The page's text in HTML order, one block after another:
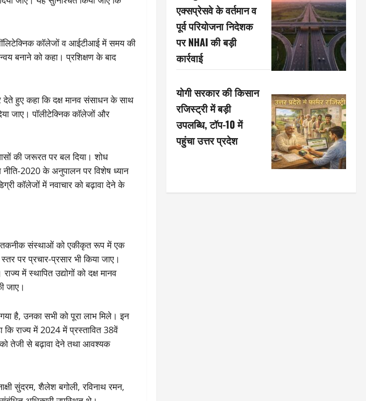
पॉलिटेक्निक कॉलेजों व आईटीआई में समय की
बनाने को कहा। प्रशिक्षण के बाद
हुए कहा कि दक्ष मानव संसाधन के साथ
जाए। पॉलीटेक्निक कॉलेजों और
की जरूरत पर बल दिया। शोध
नीति-2020 के अनुपालन पर विशेष ध्यान
कॉलेजों में नवाचार को बढ़ावा देने के
तकनीक संस्थाओं को एकीकृत रूप में एक
पर प्रचार-प्रसार भी किया जाए।
में स्थापित उद्योगों को दक्ष मानव
जाए।
है, उनका सभी को पूरा लाभ मिले। इन
कि राज्य में 2024 में प्रस्तावित 38वें
तेजी से बढ़ावा देने तथा आवश्यक
सुंदरम, शैलेश बगोली, रविनाथ रमन,
एक्सप्रेसवे के वर्तमान व
पूर्व परियोजना निदेशक
पर NHAI की बड़ी
कार्रवाई
योगी सरकार की किसान
रजिस्ट्री में बड़ी
उपलब्धि, टॉप-10 में
पहुंचा उत्तर प्रदेश